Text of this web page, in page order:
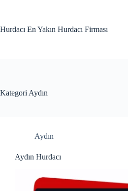
Hurdacı En Yakın Hurdacı Firması
Kategori Aydın
Aydın
Aydın Hurdacı